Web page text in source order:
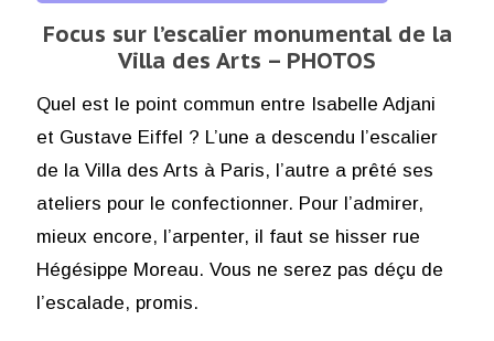
Focus sur l’escalier monumental de la
Villa des Arts – PHOTOS
Quel est le point commun entre Isabelle Adjani
et Gustave Eiffel ? L’une a descendu l’escalier
de la Villa des Arts à Paris, l’autre a prêté ses
ateliers pour le confectionner. Pour l’admirer,
mieux encore, l’arpenter, il faut se hisser rue
Hégésippe Moreau. Vous ne serez pas déçu de
l’escalade, promis.